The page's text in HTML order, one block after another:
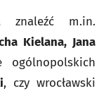
znaleźć m.in.
Kielana, Jana
ogólnopolskich
, czy wrocławski